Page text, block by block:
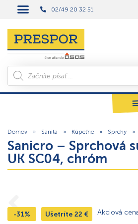
02/49 20 32 51
Domov » Sanita » Kúpeľne » Sprchy »
Sanicro – Sprchová
UK SC04, chróm
-31% Ušetríte 22 € Akciová